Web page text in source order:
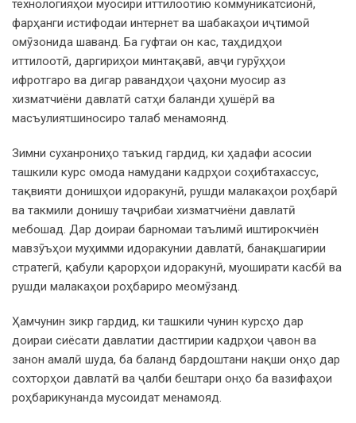
технологияҳои муосири иттилоотию коммуникатсионӣ,
фарҳанги истифодаи интернет ва шабакаҳои иҷтимоӣ
омӯзонида шаванд. Ба гуфтаи он кас, таҳдидҳои
иттилоотӣ, даргириҳои минтақавӣ, авҷи гурӯҳҳои
ифротгаро ва дигар равандҳои ҷаҳони муосир аз
хизматчиёни давлатӣ сатҳи баланди ҳушёрӣ ва
масъулиятшиносиро талаб менамоянд.
Зимни суханрониҳо таъкид гардид, ки ҳадафи асосии
ташкили курс омода намудани кадрҳои соҳибтахассус,
тақвияти донишҳои идоракунӣ, рушди малакаҳои роҳбарӣ
ва такмили донишу таҷрибаи хизматчиёни давлатӣ
мебошад. Дар доираи барномаи таълимӣ иштирокчиён
мавзӯъҳои муҳимми идоракунии давлатӣ, банақшагирии
стратегӣ, қабули қарорҳои идоракунӣ, муоширати касбӣ ва
рушди малакаҳои роҳбариро меомӯзанд.
Ҳамчунин зикр гардид, ки ташкили чунин курсҳо дар
доираи сиёсати давлатии дастгирии кадрҳои ҷавон ва
занон амалӣ шуда, ба баланд бардоштани нақши онҳо дар
сохторҳои давлатӣ ва ҷалби бештари онҳо ба вазифаҳои
роҳбарикунанда мусоидат менамояд.